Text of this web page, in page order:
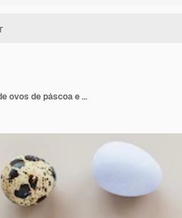
Maquete de páscoa com carta vazia em um círculo feito de ovos de páscoa e penas em um fundo de cor pastel Cartão de saudação plano com espaço para texto